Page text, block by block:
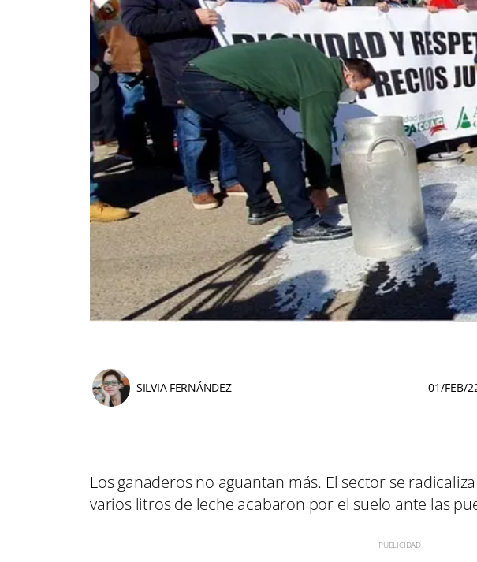
SILVIA FERNÁNDEZ 01/FEB/
Los ganaderos no aguantan más. El sector se
varios litros de leche acabaron por el suelo ante las